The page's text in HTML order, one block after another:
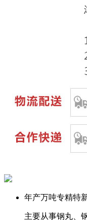
年产万吨专精特
主要从事钢丸、